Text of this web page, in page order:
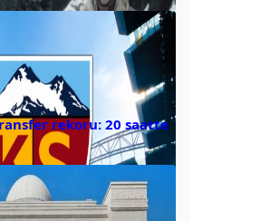
rekoru: 20 saatte